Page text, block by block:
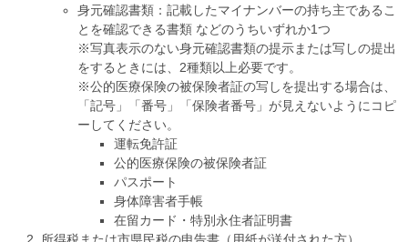
身元確認書類：記載したマイナンバーの持ち主であるこ
とを確認できる書類 などのうちいずれか1つ
※写真表示のない身元確認書類の提示または写しの提出
をするときには、2種類以上必要です。
※公的医療保険の被保険者証の写しを提出する場合は、
「記号」「番号」「保険者番号」が見えないようにコピ
ーしてください。
運転免許証
公的医療保険の被保険者証
パスポート
身体障害者手帳
在留カード・特別永住者証明書